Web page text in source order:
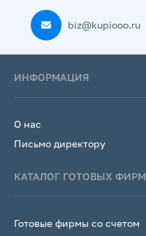
biz@kupiooo.ru
ИНФОРМАЦИЯ
О нас
Письмо директору
КАТАЛОГ ГОТОВЫХ ФИРМ
Готовые фирмы со счетом